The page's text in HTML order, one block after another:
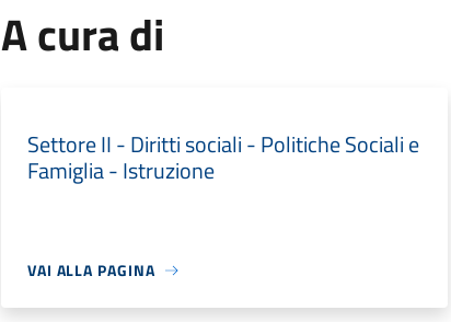
A cura di
Settore II - Diritti sociali - Politiche Sociali e
Famiglia - Istruzione
VAI ALLA PAGINA